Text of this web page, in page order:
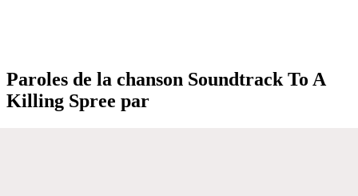
Paroles de la chanson Soundtrack To A
Killing Spree par